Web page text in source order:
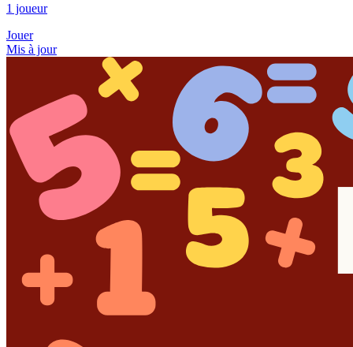
1 joueur
Jouer
Mis à jour